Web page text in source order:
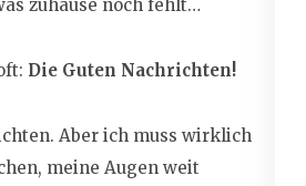
zuhause noch fehlt…
Die Guten Nachrichten!
Aber ich muss wirklich
meine Augen weit